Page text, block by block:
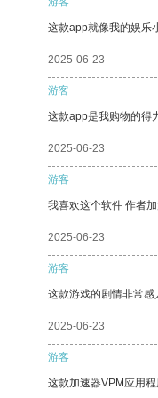
这款app就像我的娱乐
2025-06-23
游客
这款app是我购物的得
2025-06-23
游客
我喜欢这个软件 作者
2025-06-23
游客
这款游戏的剧情非常感
2025-06-23
游客
这款加速器VPM应用